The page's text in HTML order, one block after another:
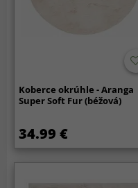
Koberce okrúhle - Aranga
Super Soft Fur (béžová)
34.99 €